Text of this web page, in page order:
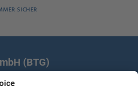
SICHER
(BTG)
7 | 80333 München